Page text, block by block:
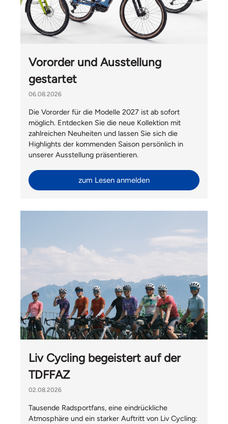
Vororder und Ausstellung
gestartet
06.08.2026
Die Vororder für die Modelle 2027 ist ab sofort
möglich. Entdecken Sie die neue Kollektion mit
zahlreichen Neuheiten und lassen Sie sich die
Highlights der kommenden Saison persönlich in
unserer Ausstellung präsentieren.
zum Lesen anmelden
Liv Cycling begeistert auf der
TDFFAZ
02.08.2026
Tausende Radsportfans, eine eindrückliche
Atmosphäre und ein starker Auftritt von Liv Cycling: